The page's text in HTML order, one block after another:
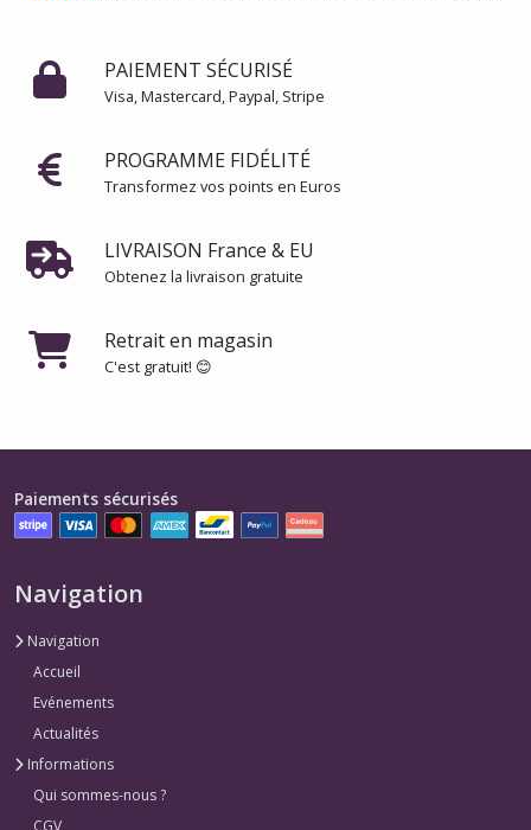
PAIEMENT SÉCURISÉ
Visa, Mastercard, Paypal, Stripe
PROGRAMME FIDÉLITÉ
Transformez vos points en Euros
LIVRAISON France & EU
Obtenez la livraison gratuite
Retrait en magasin
C'est gratuit! 😊
Paiements sécurisés
Navigation
Navigation
Accueil
Evénements
Actualités
Informations
Qui sommes-nous ?
CGV